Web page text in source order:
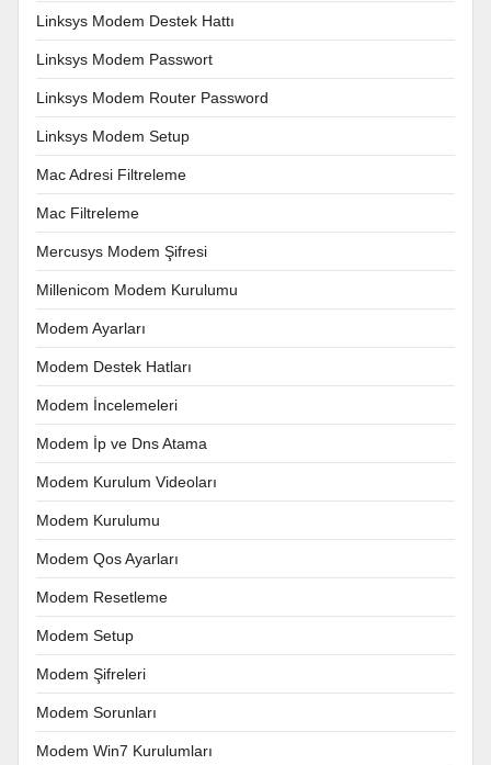
Linksys Modem Destek Hattı
Linksys Modem Passwort
Linksys Modem Router Password
Linksys Modem Setup
Mac Adresi Filtreleme
Mac Filtreleme
Mercusys Modem Şifresi
Millenicom Modem Kurulumu
Modem Ayarları
Modem Destek Hatları
Modem İncelemeleri
Modem İp ve Dns Atama
Modem Kurulum Videoları
Modem Kurulumu
Modem Qos Ayarları
Modem Resetleme
Modem Setup
Modem Şifreleri
Modem Sorunları
Modem Win7 Kurulumları